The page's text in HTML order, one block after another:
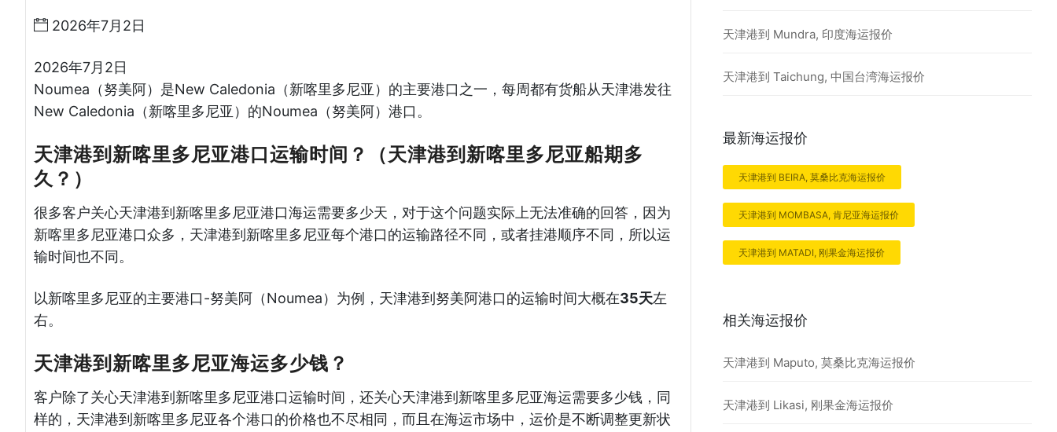
2026年7月2日
2026年7月2日
Noumea（努美阿）是New Caledonia（新喀里多尼亚）的主要港口之一，每周都有货船从天津港发往
New Caledonia（新喀里多尼亚）的Noumea（努美阿）港口。
天津港到新喀里多尼亚港口运输时间？（天津港到新喀里多尼亚船期多
久？）
很多客户关心天津港到新喀里多尼亚港口海运需要多少天，对于这个问题实际上无法准确的回答，因为
新喀里多尼亚港口众多，天津港到新喀里多尼亚每个港口的运输路径不同，或者挂港顺序不同，所以运
输时间也不同。
以新喀里多尼亚的主要港口-努美阿（Noumea）为例，天津港到努美阿港口的运输时间大概在35天左
右。
天津港到新喀里多尼亚海运多少钱？
客户除了关心天津港到新喀里多尼亚港口运输时间，还关心天津港到新喀里多尼亚海运需要多少钱，同
样的，天津港到新喀里多尼亚各个港口的价格也不尽相同，而且在海运市场中，运价是不断调整更新状
天津港到 Mundra, 印度海运报价
天津港到 Taichung, 中国台湾海运报价
最新海运报价
天津港到 BEIRA, 莫桑比克海运报价
天津港到 MOMBASA, 肯尼亚海运报价
天津港到 MATADI, 刚果金海运报价
相关海运报价
天津港到 Maputo, 莫桑比克海运报价
天津港到 Likasi, 刚果金海运报价